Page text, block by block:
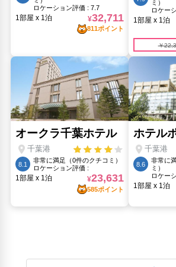
千葉ポートタワー(1.19km)
千葉公園(2.04km)
千葉城遺跡(1.47km)
千葉市科学館(1.27km)
千葉市美術館(1.46km)
千葉神社(1.97km)
昭和の森公園(17.69km)
ホキ美術館(17.7km)
青葉の森公園(2.8km)